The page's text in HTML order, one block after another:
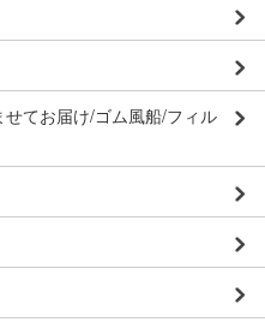
てお届け/ゴム風船/フィル